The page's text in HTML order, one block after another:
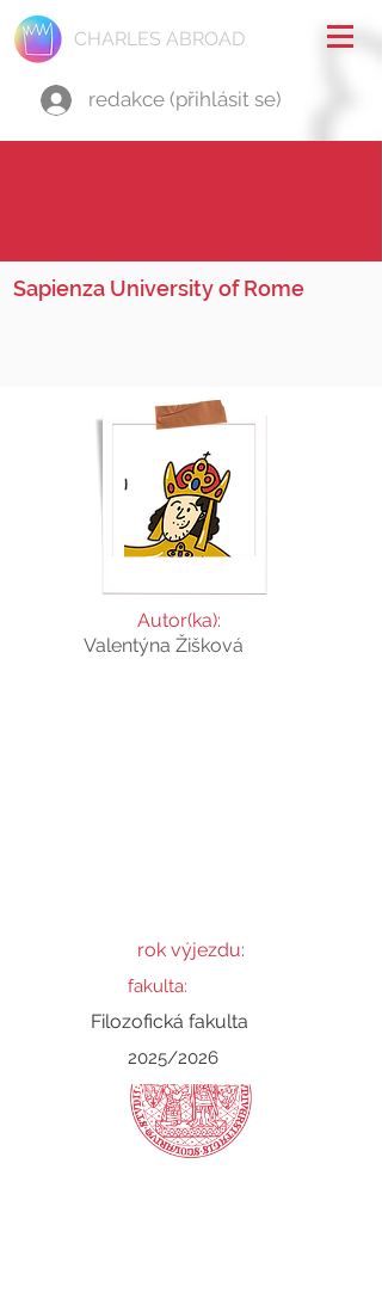
CHARLES ABROAD
redakce (přihlásit se)
Sapienza University of Rome
Autor(ka):
Valentýna Žišková
rok výjezdu:
fakulta:
Filozofická fakulta
2025/2026